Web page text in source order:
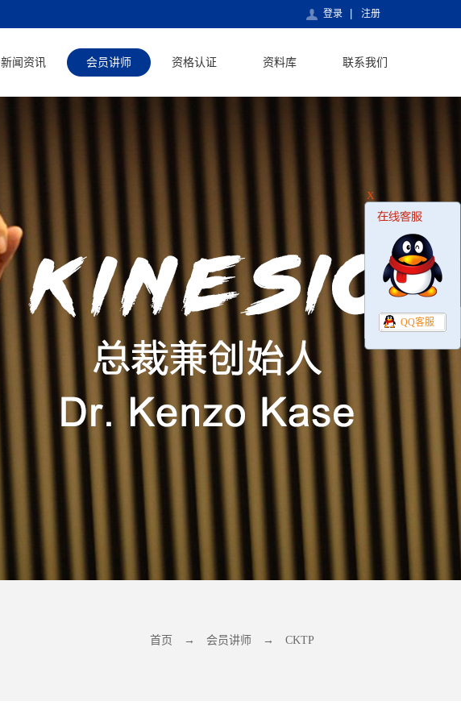
登录 注册
新闻资讯 会员讲师 资格认证 资料库 联系我们
首页 → 会员讲师 → CKTP
X
QQ客服